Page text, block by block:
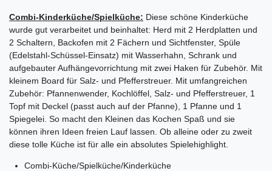
Combi-Kinderküche/Spielküche: Diese schöne Kinderküche
wurde gut verarbeitet und beinhaltet: Herd mit 2 Herdplatten und
2 Schaltern, Backofen mit 2 Fächern und Sichtfenster, Spüle
(Edelstahl-Schüssel-Einsatz) mit Wasserhahn, Schrank und
aufgebauter Aufhängevorrichtung mit zwei Haken für Zubehör. Mit
kleinem Board für Salz- und Pfefferstreuer. Mit umfangreichen
Zubehör: Pfannenwender, Kochlöffel, Salz- und Pfefferstreuer, 1
Topf mit Deckel (passt auch auf der Pfanne), 1 Pfanne und 1
Spiegelei. So macht den Kleinen das Kochen Spaß und sie
können ihren Ideen freien Lauf lassen. Ob alleine oder zu zweit
diese tolle Küche ist für alle ein absolutes Spielehighlight.
Combi-Küche/Spielküche/Kinderküche